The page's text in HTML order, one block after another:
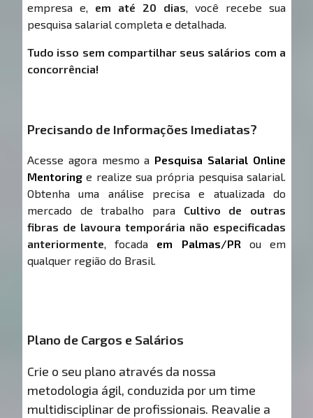
empresa e, em até 20 dias, você recebe sua
pesquisa salarial completa e detalhada.
Tudo isso sem compartilhar seus salários com a
concorrência!
Precisando de Informações Imediatas?
Acesse agora mesmo a Pesquisa Salarial Online
Mentoring e realize sua própria pesquisa salarial.
Obtenha uma análise precisa e atualizada do
mercado de trabalho para Cultivo de outras
fibras de lavoura temporária não especificadas
anteriormente, focada em Palmas/PR ou em
qualquer região do Brasil.
Plano de Cargos e Salários
Crie o seu plano através da nossa
metodologia ágil, conduzida por um time
multidisciplinar de profissionais. Reavalie a